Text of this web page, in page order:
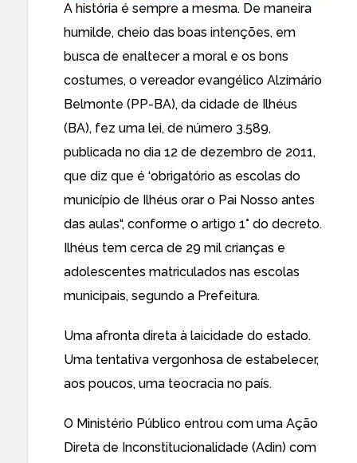
A história é sempre a mesma. De maneira
humilde, cheio das boas intenções, em
busca de enaltecer a moral e os bons
costumes, o vereador evangélico Alzimário
Belmonte (PP-BA), da cidade de Ilhéus
(BA), fez uma lei, de número 3.589,
publicada no dia 12 de dezembro de 2011,
que diz que é ‘obrigatório as escolas do
município de Ilhéus orar o Pai Nosso antes
das aulas“, conforme o artigo 1° do decreto.
Ilhéus tem cerca de 29 mil crianças e
adolescentes matriculados nas escolas
municipais, segundo a Prefeitura.
Uma afronta direta à laicidade do estado.
Uma tentativa vergonhosa de estabelecer,
aos poucos, uma teocracia no país.
O Ministério Público entrou com uma Ação
Direta de Inconstitucionalidade (Adin) com